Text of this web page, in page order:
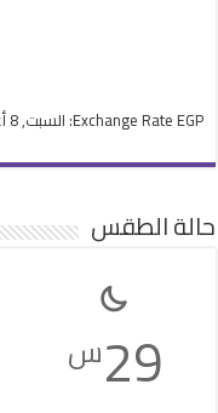
Exchange Rate EGP : السبت, 8 أغسطس.
حالة الطقس
29س